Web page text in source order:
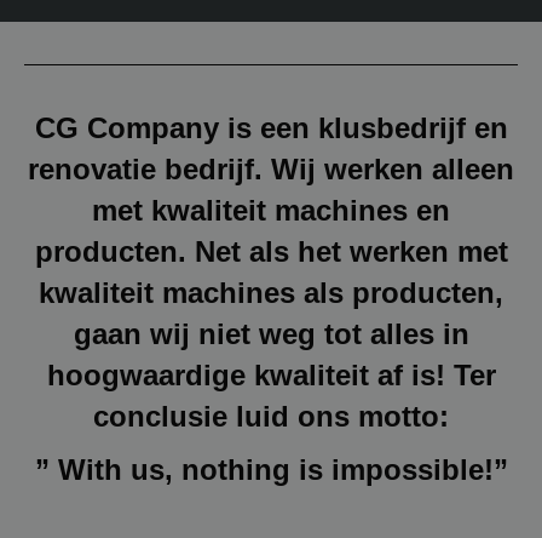
CG Company is een klusbedrijf en
renovatie bedrijf. Wij werken alleen
met kwaliteit machines en
producten. Net als het werken met
kwaliteit machines als producten,
gaan wij niet weg tot alles in
hoogwaardige kwaliteit af is! Ter
conclusie luid ons motto:
” With us, nothing is impossible!”